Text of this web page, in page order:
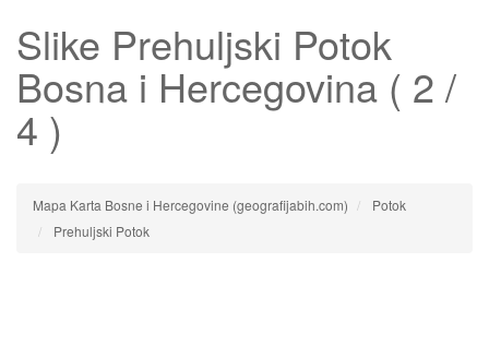
Slike Prehuljski Potok
Bosna i Hercegovina ( 2 /
4 )
Mapa Karta Bosne i Hercegovine (geografijabih.com)
Potok
Prehuljski Potok